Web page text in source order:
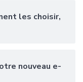
les choisir,
nouveau e-